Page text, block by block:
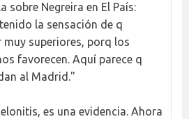
sobre Negreira en El País:
la sensación de q
muy superiores, porq los
favorecen. Aquí parece q
al Madrid."
es una evidencia. Ahora